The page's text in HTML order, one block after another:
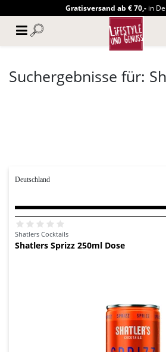
Gratisversand ab € 70,-in
Suchergebnisse für:
Deutschland
Shatlers Cocktails
Shatlers Sprizz 250ml Dose